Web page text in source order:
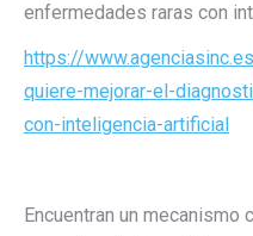
enfermedades raras con
https://
quiere-mejorar-el-
con-inteligencia-artificial
Encuentran un mecanismo